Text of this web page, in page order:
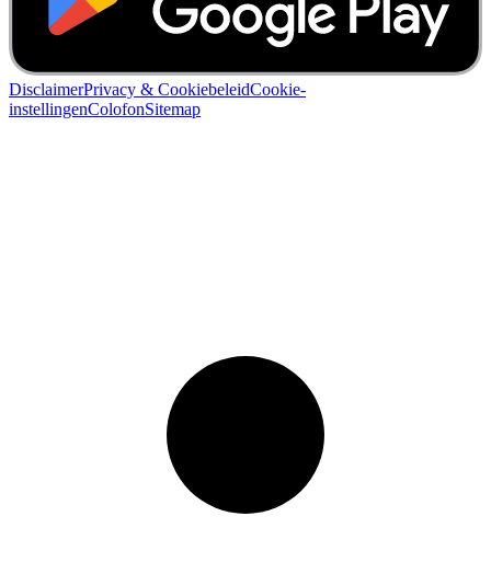
DisclaimerPrivacy & CookiebeleidCookie-
instellingenColofonSitemap